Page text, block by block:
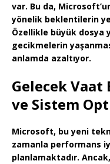
var. Bu da,
yönelik beklentilerin
Özellikle büyük dosya
gecikmelerin
anlamda azaltıyor.
Gelecek Vaat
ve Sistem
Microsoft, bu yeni
zamanla performans
planlamaktadır.